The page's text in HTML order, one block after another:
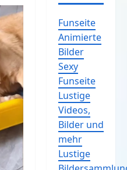
Funseite
Animierte
Bilder
Sexy
Funseite
Lustige
Videos,
Bilder und
mehr
Lustige